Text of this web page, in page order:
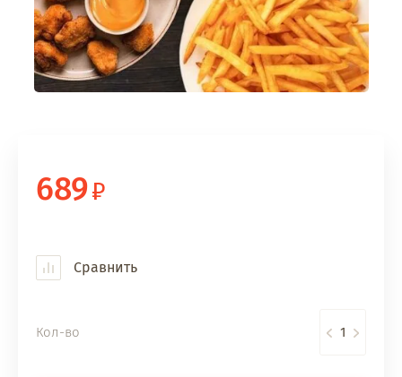
689
Сравнить
Кол-во